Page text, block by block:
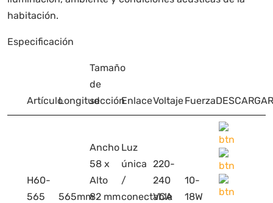
habitación.
Especificación
ArtículoLongitud
Tamaño
de
secciónEnlaceVoltajeFuerza
H60-
565
565mm
Ancho
58 x
Alto
82 mm
Luz
única
/
conectable
220-
240
VCA
10-
18W